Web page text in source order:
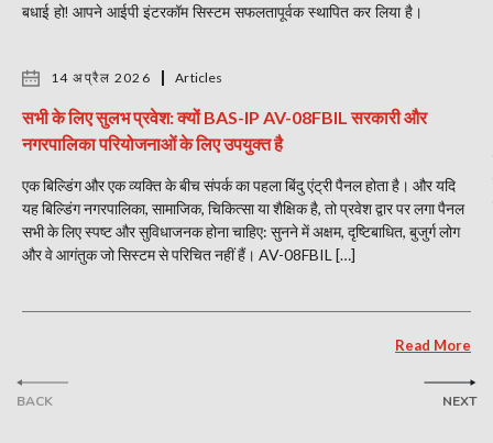
बधाई हो! आपने आईपी इंटरकॉम सिस्टम सफलतापूर्वक स्थापित कर लिया है।
BACK
14 अप्रैल 2026 Articles
सभी के लिए सुलभ प्रवेश: क्यों BAS-IP AV-08FBIL सरकारी और
नगरपालिका परियोजनाओं के लिए उपयुक्त है
एक बिल्डिंग और एक व्यक्ति के बीच संपर्क का पहला बिंदु एंट्री पैनल होता है। और यदि
यह बिल्डिंग नगरपालिका, सामाजिक, चिकित्सा या शैक्षिक है, तो प्रवेश द्वार पर लगा पैनल
सभी के लिए स्पष्ट और सुविधाजनक होना चाहिए: सुनने में अक्षम, दृष्टिबाधित, बुजुर्ग लोग
और वे आगंतुक जो सिस्टम से परिचित नहीं हैं। AV-08FBIL […]
Read More
NEXT